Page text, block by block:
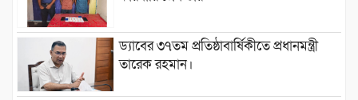
ড্যাবের ৩৭তম প্রতিষ্ঠাবার্ষিকীতে প্রধানমন্ত্রী
তারেক রহমান।